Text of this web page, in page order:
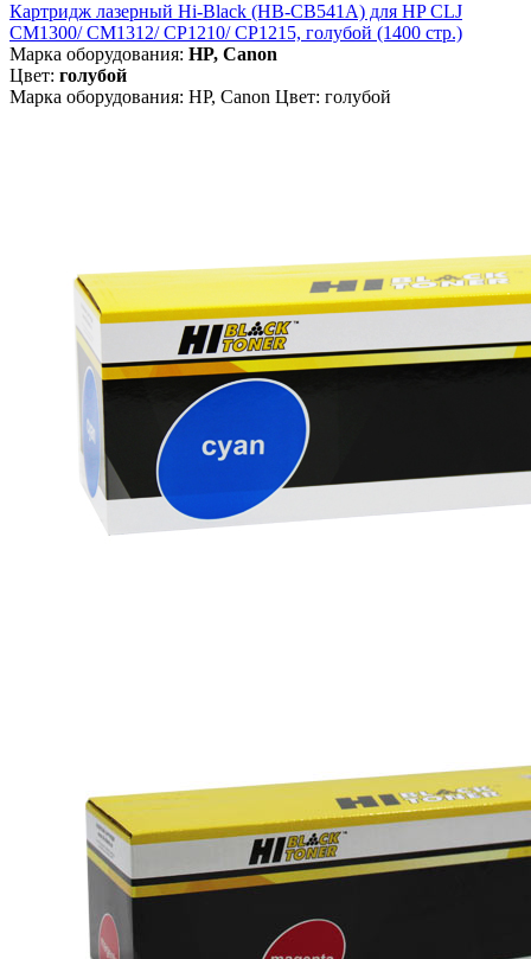
Картридж лазерный Hi-Black (HB-CB541A) для HP CLJ
CM1300/ CM1312/ CP1210/ CP1215, голубой (1400 стр.)
Марка оборудования: HP, Canon
Цвет: голубой
Марка оборудования: HP, Canon Цвет: голубой